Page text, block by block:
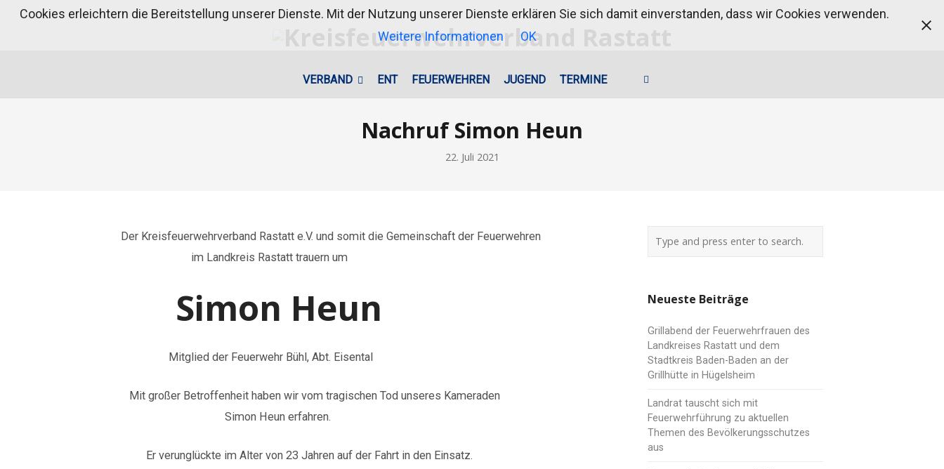
VERBAND ENT FEUERWEHREN JUGEND TERMINE
Nachruf Simon Heun
22. Juli 2021
Der Kreisfeuerwehrverband Rastatt e.V. und somit die Gemeinschaft der Feuerwehren
im Landkreis Rastatt trauern um
Simon Heun
Mitglied der Feuerwehr Bühl, Abt. Eisental
Mit großer Betroffenheit haben wir vom tragischen Tod unseres Kameraden
Simon Heun erfahren.
Er verunglückte im Alter von 23 Jahren auf der Fahrt in den Einsatz.
Neueste Beiträge
Grillabend der Feuerwehrfrauen des
Landkreises Rastatt und dem
Stadtkreis Baden-Baden an der
Grillhütte in Hügelsheim
Landrat tauscht sich mit
Feuerwehrführung zu aktuellen
Themen des Bevölkerungsschutzes
aus
Cookies erleichtern die Bereitstellung unserer Dienste. Mit der Nutzung unserer Dienste erklären Sie sich damit einverstanden, dass wir Cookies verwenden.
Weitere Informationen
OK